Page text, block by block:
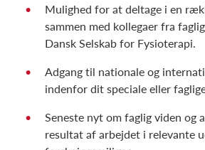
Mulighed for at deltage i en
sammen med kollegaer fra
Dansk Selskab for Fysioterapi.
Adgang til nationale og
indenfor dit speciale eller
Seneste nyt om faglig viden og
resultat af arbejdet i relevante